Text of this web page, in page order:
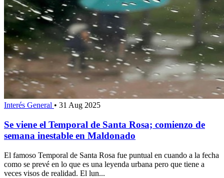
Interés General • 31 Aug 2025
Se viene el Temporal de Santa Rosa; comienzo de
semana inestable en Maldonado
El famoso Temporal de Santa Rosa fue puntual en cuando a la fecha
como se prevé en lo que es una leyenda urbana pero que tiene a
veces visos de realidad. El lun...